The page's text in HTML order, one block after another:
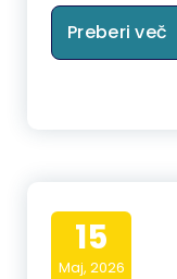
Preberi več
15
Maj, 2026